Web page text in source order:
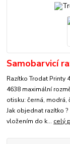
Samobarvicí
Razítko Trodat Printy
4638 maximální
otisku: černá,
Jak objednat razítko
vložením do k... celý